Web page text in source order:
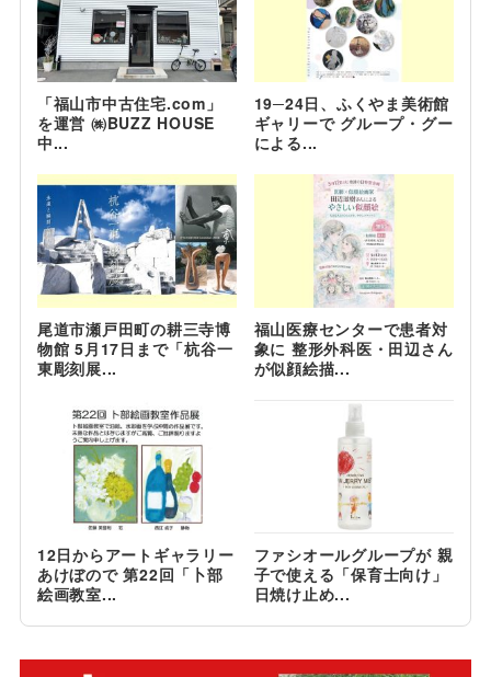
「福山市中古住宅.com」
を運営 ㈱BUZZ HOUSE
中...
19─24日、ふくやま美術館
ギャリーで グループ・グー
による...
尾道市瀬戸田町の耕三寺博
物館 5月17日まで「杭谷一
東彫刻展...
福山医療センターで患者対
象に 整形外科医・田辺さん
が似顔絵描...
12日からアートギャラリー
あけぼので 第22回「卜部
絵画教室...
ファシオールグループが 親
子で使える「保育士向け」
日焼け止め...